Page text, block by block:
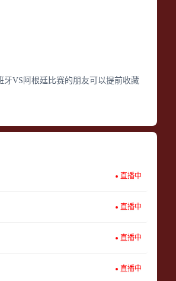
VS阿根廷比赛的朋友可以提前收藏
直播中
直播中
直播中
直播中